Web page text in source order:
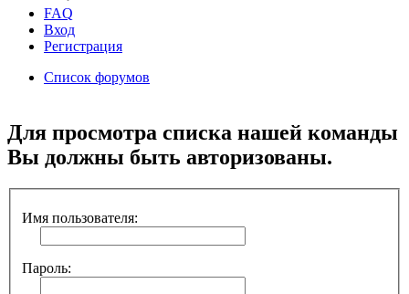
FAQ
Вход
Регистрация
Список форумов
Для просмотра списка нашей команды
Вы должны быть авторизованы.
Имя пользователя:
Пароль: